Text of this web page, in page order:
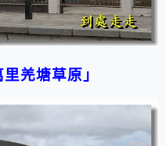
里羌塘草原 」